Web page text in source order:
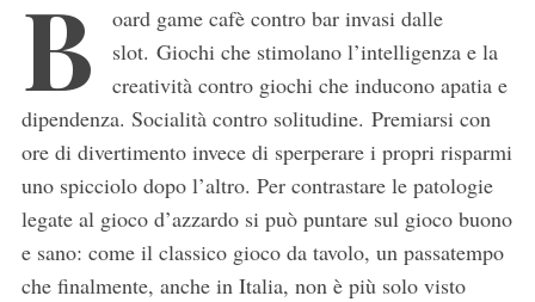
B
oard game cafè contro bar invasi dalle
slot. Giochi che stimolano l’intelligenza e la
creatività contro giochi che inducono apatia e
dipendenza. Socialità contro solitudine. Premiarsi con
ore di divertimento invece di sperperare i propri risparmi
uno spicciolo dopo l’altro. Per contrastare le patologie
legate al gioco d’azzardo si può puntare sul gioco buono
e sano: come il classico gioco da tavolo, un passatempo
che finalmente, anche in Italia, non è più solo visto